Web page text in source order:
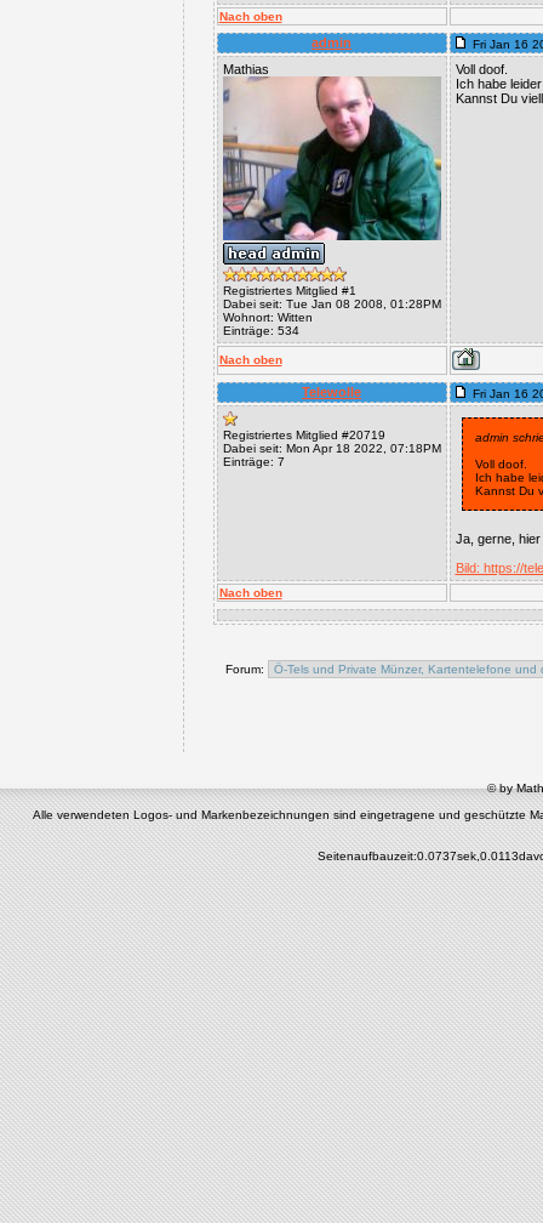
Nach oben
admin Fri Jan 16
Mathias
Registriertes Mitglied #1
Dabei seit: Tue Jan 08 2008, 01:28PM
Wohnort: Witten
Einträge: 534
Voll doof.
Ich habe
Kannst Du
Nach oben
Telewolle Fri Jan 16
Registriertes Mitglied #20719
Dabei seit: Mon Apr 18 2022, 07:18PM
Einträge: 7
admin
Voll doof.
Ich habe
Kannst Du
Ja, gerne,
Bild: https://
Nach oben
Forum:
© by
Alle verwendeten Logos- und Markenbezeichnungen sind eingetragene und geschützte